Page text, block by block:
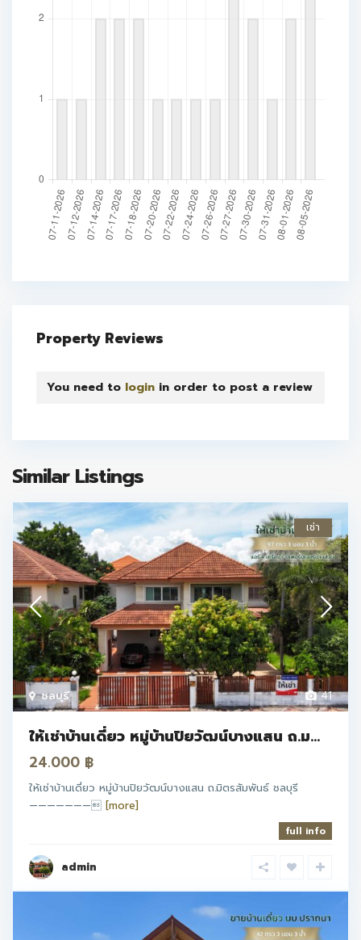
Property Reviews
You need to login in order to post a review
Similar Listings
41
ชลบุรี
เช่า
ให้เช่าบ้านเดี่ยว หมู่บ้านปิยวัฒน์บางแสน ถ.ม...
24.000 ฿
ให้เช่าบ้านเดี่ยว หมู่บ้านปิยวัฒน์บางแสน ถ.มิตรสัมพันธ์ ชลบุรี
——————— [more]
full info
admin